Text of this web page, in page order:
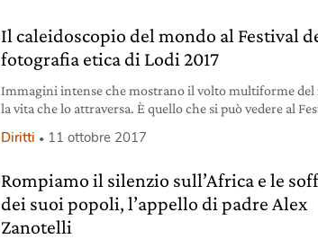
Il caleidoscopio del mondo al Festival
fotografia etica di Lodi 2017
Immagini intense che mostrano il volto multiforme del
la vita che lo attraversa. È quello che si può vedere al
ottobre.
Diritti 11 ottobre 2017
Rompiamo il silenzio sull’Africa e le
dei suoi popoli, l’appello di padre Alex
Zanotelli